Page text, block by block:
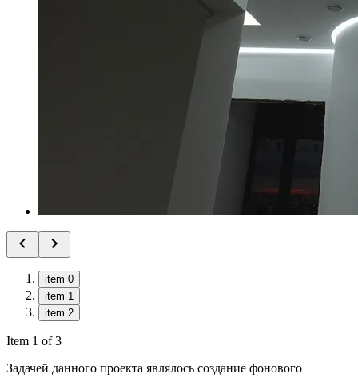
item 0
item 1
item 2
Item 1 of 3
Задачей данного проекта являлось создание фонового